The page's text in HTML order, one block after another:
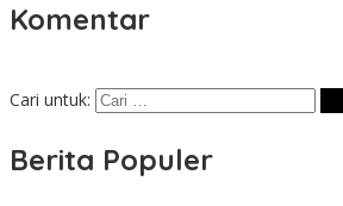
Komentar
Cari untuk:
Berita Populer